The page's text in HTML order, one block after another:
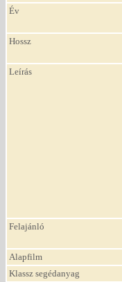
Év
Hossz
Leírás
Felajánló
Alapfilm
Klassz segédanyag